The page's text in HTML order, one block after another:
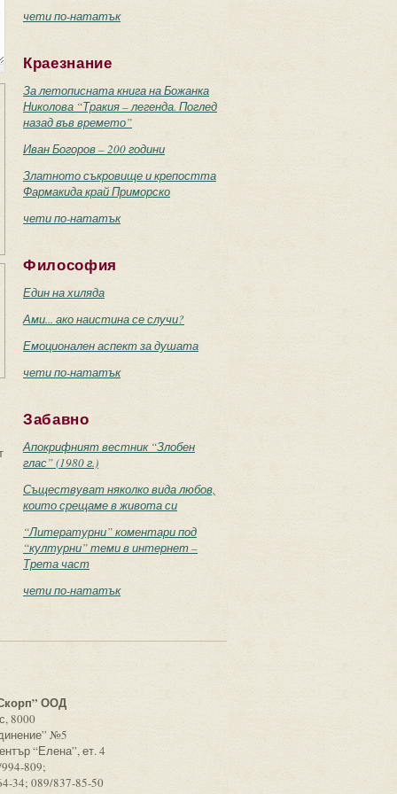
чети по-нататък
Краезнание
За летописната книга на Божанка
Николова “Тракия – легенда. Поглед
назад във времето”
Иван Богоров – 200 години
Златното съкровище и крепостта
Фармакида край Приморско
чети по-нататък
Философия
Един на хиляда
Ами... ако наистина се случи?
Емоционален аспект за душата
чети по-нататък
Забавно
Апокрифният вестник “Злобен
глас” (1980 г.)
Съществуват няколко вида любов,
които срещаме в живота си
“Литературни” коментари под
“културни” теми в интернет –
Трета част
чети по-нататък
ООД
8000
№5
“Елена”, ет. 4
809;
34; 089/837-85-50